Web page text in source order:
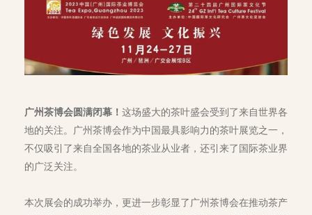
广州茶博会圆满闭幕！ 这场盛大的茶叶盛会受到了来自世界各
地的关注。广州茶博会作为中国最具影响力的茶叶展览之一，
不仅吸引了来自全国各地的茶业从业者，还引来了国际茶业界
的广泛关注。
本次展会的成功举办，更进一步彰显了广州茶博会在推动茶产